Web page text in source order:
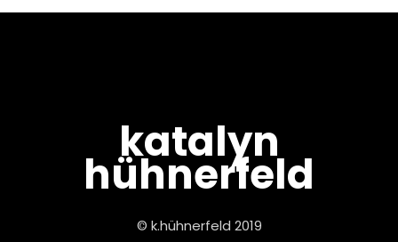
katalyn
hühnerfeld
© k.hühnerfeld 2019